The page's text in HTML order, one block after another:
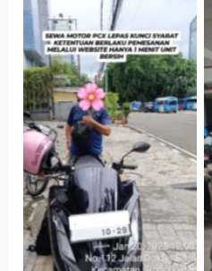
Antar Jemput
Kendaraan